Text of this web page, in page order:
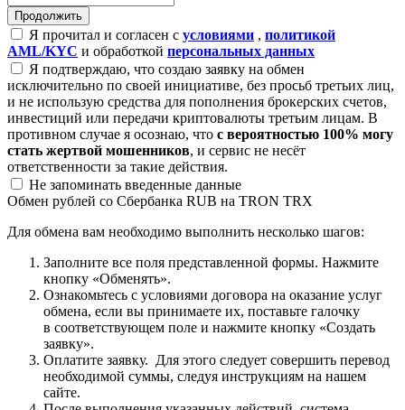
Я прочитал и согласен с условиями , политикой
AML/KYC и обработкой персональных данных
Я подтверждаю, что создаю заявку на обмен
исключительно по своей инициативе, без просьб третьих лиц,
и не использую средства для пополнения брокерских счетов,
инвестиций или передачи криптовалюты третьим лицам. В
противном случае я осознаю, что с вероятностью 100% могу
стать жертвой мошенников, и сервис не несёт
ответственности за такие действия.
Не запоминать введенные данные
Обмен рублей со Сбербанка RUB на TRON TRX
Для обмена вам необходимо выполнить несколько шагов:
Заполните все поля представленной формы. Нажмите
кнопку «Обменять».
Ознакомьтесь с условиями договора на оказание услуг
обмена, если вы принимаете их, поставьте галочку
в соответствующем поле и нажмите кнопку «Создать
заявку».
Оплатите заявку. Для этого следует совершить перевод
необходимой суммы, следуя инструкциям на нашем
сайте.